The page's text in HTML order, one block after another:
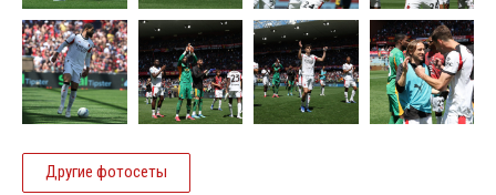
Другие фотосеты